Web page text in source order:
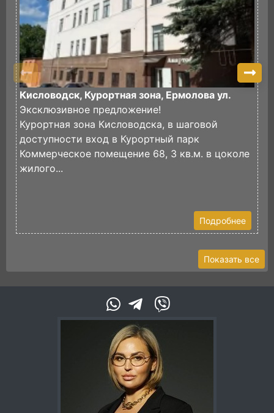
Кисловодск, Курортная зона, Ермолова ул.
Эксклюзивное предложение!
Курортная зона Кисловодска, в шаговой
доступности вход в Курортный парк
Коммерческое помещение 68, 3 кв.м. в цоколе
жилого...
Подробнее
Показать все